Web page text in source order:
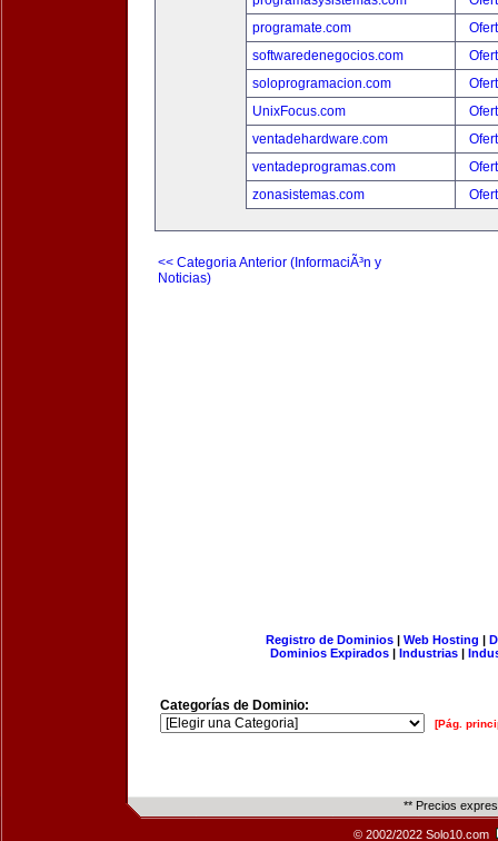
programate.com
softwaredenegocios.com
soloprogramacion.com
UnixFocus.com
ventadehardware.com
ventadeprogramas.com
zonasistemas.com
<< Categoria Anterior (InformaciÃ³n y
Noticias)
Registro de Dominios| Web Hosting |
Dominios Expirados | Industrias |
Categorías de Dominio:
[Pág.
** Precios
© 2002/2022 Solo10.com